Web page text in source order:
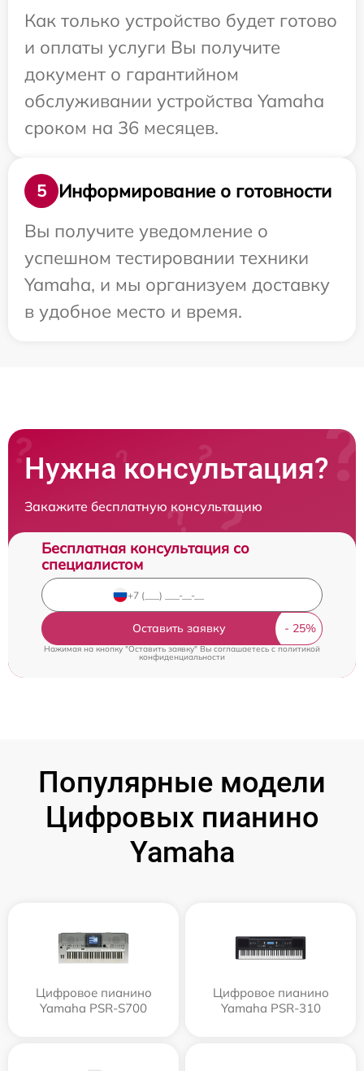
Как только устройство будет готово
и оплаты услуги Вы получите
документ о гарантийном
обслуживании устройства Yamaha
сроком на 36 месяцев.
5
Информирование о готовности
Вы получите уведомление о
успешном тестировании техники
Yamaha, и мы организуем доставку
в удобное место и время.
Нужна консультация?
Закажите бесплатную консультацию
Бесплатная консультация со
специалистом
Оставить заявку
Нажимая на кнопку "Оставить заявку" Вы соглашаетесь cполитикой
конфиденциальности
Популярные модели
Цифровых пианино
Yamaha
Цифровое пианино
Yamaha PSR-S700
Цифровое пианино
Yamaha PSR-310